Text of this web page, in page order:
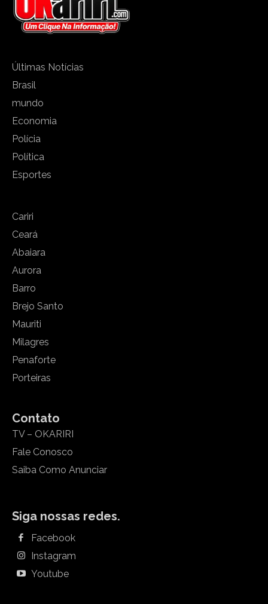
Últimas Notícias
Brasil
mundo
Economia
Polícia
Política
Esportes
Cariri
Ceará
Abaiara
Aurora
Barro
Brejo Santo
Mauriti
Milagres
Penaforte
Porteiras
Contato
TV – OKARIRI
Fale Conosco
Saiba Como Anunciar
Siga nossas redes.
Facebook
Instagram
Youtube